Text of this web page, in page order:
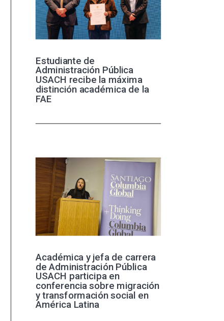
Estudiante de
Administración Pública
USACH recibe la máxima
distinción académica de la
FAE
Académica y jefa de carrera
de Administración Pública
USACH participa en
conferencia sobre migración
y transformación social en
América Latina